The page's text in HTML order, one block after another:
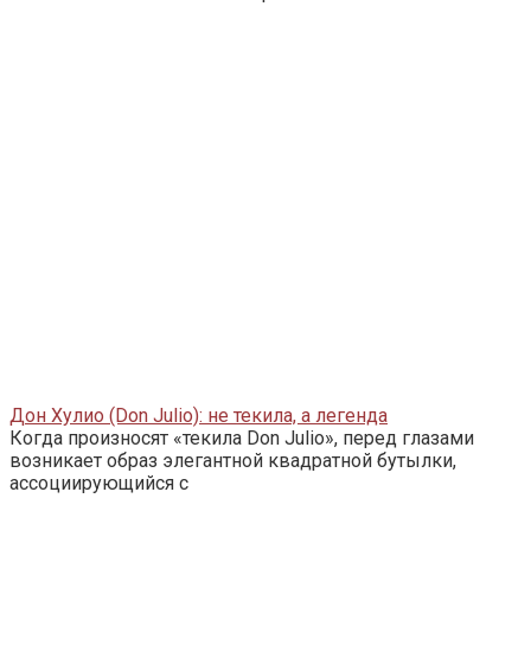
Дон Хулио (Don Julio): не текила, а легенда
Когда произносят «текила Don Julio», перед глазами
возникает образ элегантной квадратной бутылки,
ассоциирующийся с